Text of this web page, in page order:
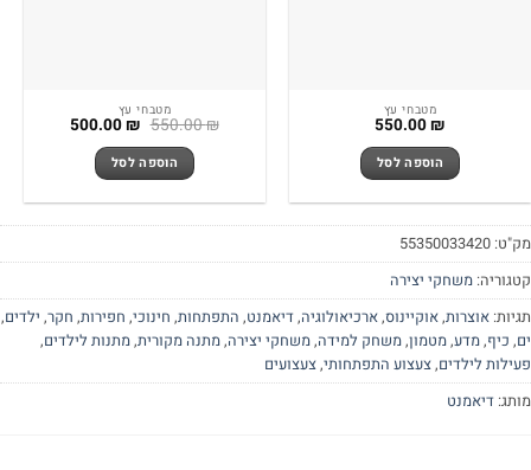
מטבחי עץ
550.00₪
הוספה לסל
מטבחי עץ
550.00₪ המחיר
היה:
550.00 ₪.
500.00₪ המחיר
הוספה לסל
מק"ט: 55350033420
קטגוריה: משחקי יצירה
תגיות: אוצרות,אוקיינוס,ארכיאולוגיה,דיאמנט, התפתחות, חינוכי, חפירות, חקר, ילדים,
ים, כיף,מדע,מטמון,משחק למידה,משחקי יצירה,מתנה מקורית,מתנות לילדים,
פעילות לילדים,צעצוע התפתחותי,צעצועים
מותג: דיאמנט